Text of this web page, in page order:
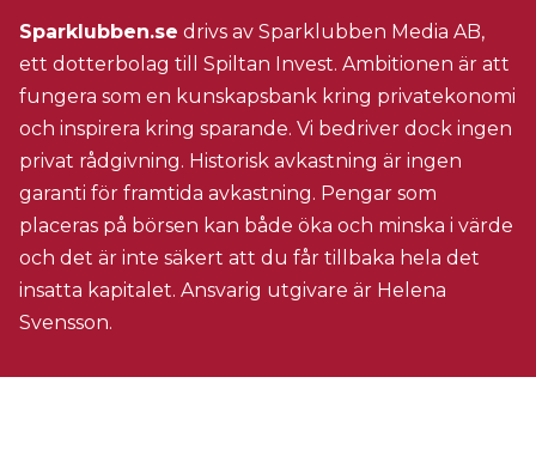
Sparklubben.se drivs av Sparklubben Media AB,
ett dotterbolag till Spiltan Invest. Ambitionen är att
fungera som en kunskapsbank kring privatekonomi
och inspirera kring sparande. Vi bedriver dock ingen
privat rådgivning. Historisk avkastning är ingen
garanti för framtida avkastning. Pengar som
placeras på börsen kan både öka och minska i värde
och det är inte säkert att du får tillbaka hela det
insatta kapitalet. Ansvarig utgivare är Helena
Svensson.